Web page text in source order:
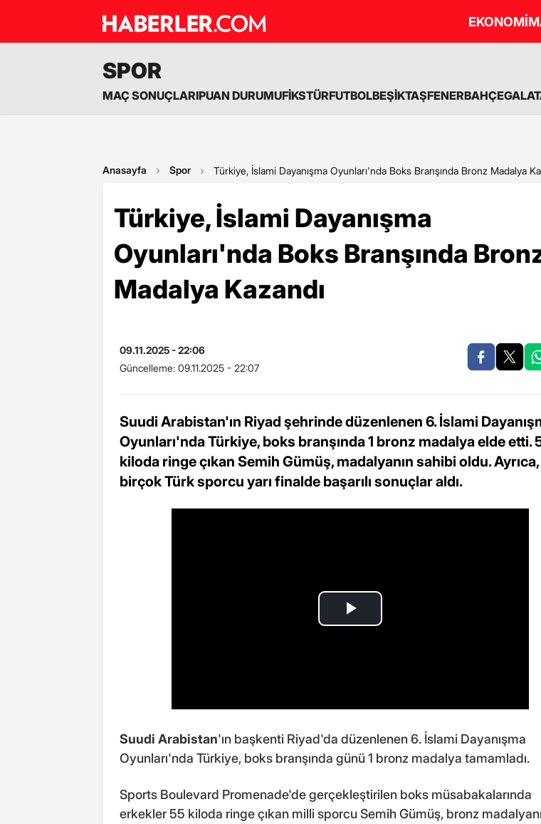
EKONOMİ
SPOR
MAÇ SONUÇLARIPUAN DURUMUFİKSTÜRFUTBOLBEŞİKTAŞFENERBAHÇE
Anasayfa Spor Türkiye, İslami Dayanışma Oyunları'nda Boks Branşında Bronz Madalya
Türkiye, İslami Dayanışma
Oyunları'nda Boks Branşında
Madalya Kazandı
09.11.2025 - 22:06
Güncelleme: 09.11.2025 - 22:07
Suudi Arabistan'ın Riyad şehrinde düzenlenen 6. İslami
Oyunları'nda Türkiye, boks branşında 1 bronz madalya elde etti.
kiloda ringe çıkan Semih Gümüş, madalyanın sahibi oldu. Ayrıca,
birçok Türk sporcu yarı finalde başarılı sonuçlar aldı.
Suudi Arabistan'ın başkenti Riyad'da düzenlenen 6. İslami Dayanışma
Oyunları'nda Türkiye, boks branşında günü 1 bronz madalya tamamladı.
Sports Boulevard Promenade'de gerçekleştirilen boks müsabakalarında
erkekler 55 kiloda ringe çıkan milli sporcu Semih Gümüş, bronz